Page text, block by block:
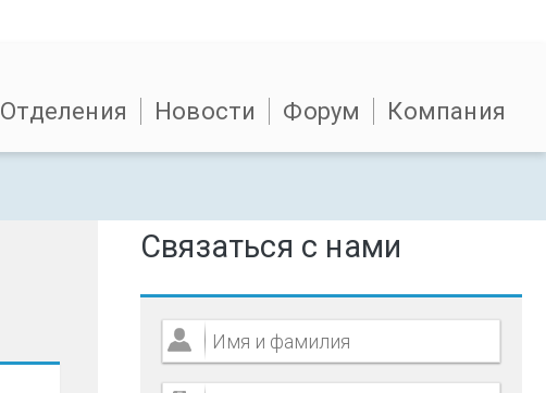
Отделения Новости Форум Компания
Связаться с нами